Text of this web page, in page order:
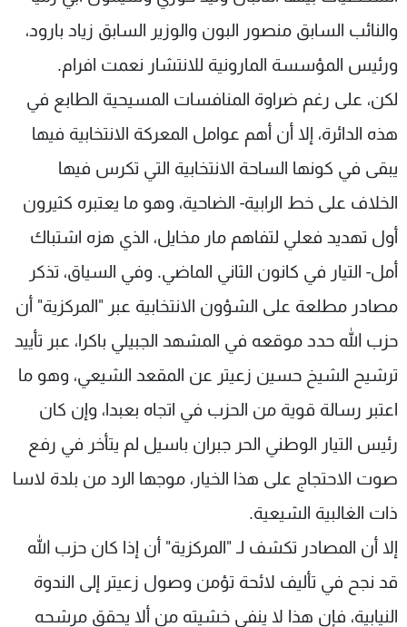
والنائب السابق منصور البون والوزير السابق زياد بارود،
ورئيس المؤسسة المارونية للانتشار نعمت افرام.
لكن، على رغم ضراوة المنافسات المسيحية الطابع في
هذه الدائرة، إلا أن أهم عوامل المعركة الانتخابية فيها
يبقى في كونها الساحة الانتخابية التي تكرس فيها
الخلاف على خط الرابية- الضاحية، وهو ما يعتبره كثيرون
أول تهديد فعلي لتفاهم مار مخايل، الذي هزه اشتباك
أمل- التيار في كانون الثاني الماضي. وفي السياق، تذكر
مصادر مطلعة على الشؤون الانتخابية عبر "المركزية" أن
حزب الله حدد موقعه في المشهد الجبيلي باكرا، عبر تأييد
ترشيح الشيخ حسين زعيتر عن المقعد الشيعي، وهو ما
اعتبر رسالة قوية من الحزب في اتجاه بعبدا، وإن كان
رئيس التيار الوطني الحر جبران باسيل لم يتأخر في رفع
صوت الاحتجاج على هذا الخيار، موجها الرد من بلدة لاسا
ذات الغالبية الشيعية.
إلا أن المصادر تكشف لـ "المركزية" أن إذا كان حزب الله
قد نجح في تأليف لائحة تؤمن وصول زعيتر إلى الندوة
النيابية، فإن هذا لا ينفي خشيته من ألا يحقق مرشحه